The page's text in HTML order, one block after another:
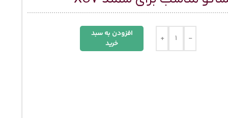
-
+
افزودن به سبد
خرید